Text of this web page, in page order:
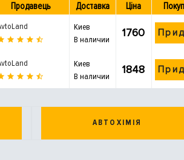
Продавець Доставка Ціна
Киев
В наличии
1760
Киев
В наличии
1848
АВТОХІМІЯ